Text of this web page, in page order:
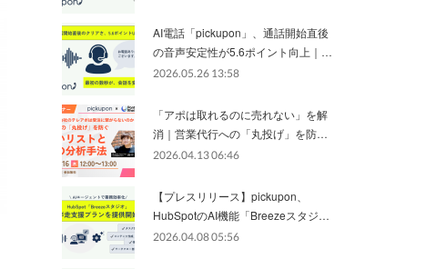
AI電話「pickupon」、通話開始直後
の音声安定性が5.6ポイント向上｜…
2026.05.26 13:58
「アポは取れるのに売れない」を解
消｜営業代行への「丸投げ」を防…
2026.04.13 06:46
【プレスリリース】pickupon、
HubSpotのAI機能「Breezeスタジ…
2026.04.08 05:56